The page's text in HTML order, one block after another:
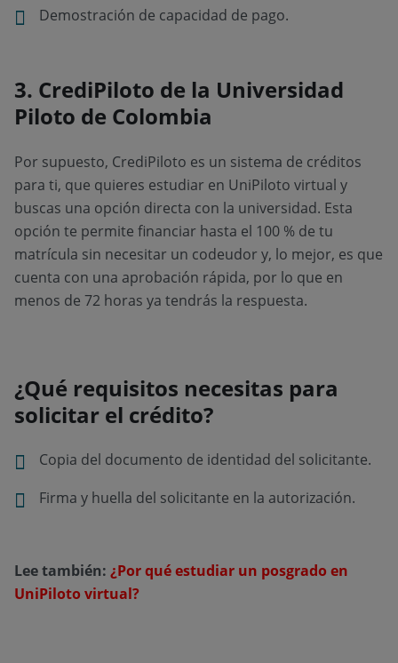
Demostración de capacidad de pago.
3. CrediPiloto de la Universidad
Piloto de Colombia
Por supuesto, CrediPiloto es un sistema de créditos
para ti, que quieres estudiar en UniPiloto virtual y
buscas una opción directa con la universidad. Esta
opción te permite financiar hasta el 100 % de tu
matrícula sin necesitar un codeudor y, lo mejor, es que
cuenta con una aprobación rápida, por lo que en
menos de 72 horas ya tendrás la respuesta.
¿Qué requisitos necesitas para
solicitar el crédito?
Copia del documento de identidad del solicitante.
Firma y huella del solicitante en la autorización.
Lee también: ¿Por qué estudiar un posgrado en
UniPiloto virtual?